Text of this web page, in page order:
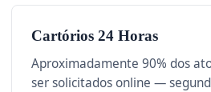
Cartórios 24 Horas
Aproximadamente 90% dos
ser solicitados online —